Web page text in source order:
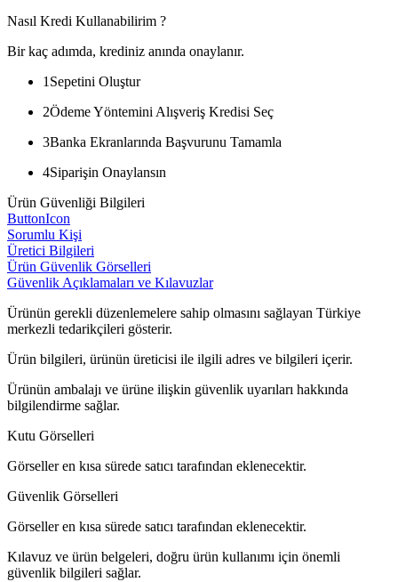
Nasıl Kredi Kullanabilirim ?
Bir kaç adımda, krediniz anında onaylanır.
1 Sepetini Oluştur
2Ödeme Yöntemini Alışveriş Kredisi Seç
3Banka Ekranlarında Başvurunu Tamamla
4Siparişin Onaylansın
Ürün Güvenliği Bilgileri
ButtonIcon
Sorumlu Kişi
Üretici Bilgileri
Ürün Güvenlik Görselleri
Güvenlik Açıklamaları ve Kılavuzlar
Ürünün gerekli düzenlemelere sahip olmasını sağlayan Türkiye
merkezli tedarikçileri gösterir.
Ürün bilgileri, ürünün üreticisi ile ilgili adres ve bilgileri içerir.
Ürünün ambalajı ve ürüne ilişkin güvenlik uyarıları hakkında
bilgilendirme sağlar.
Kutu Görselleri
Görseller en kısa sürede satıcı tarafından eklenecektir.
Güvenlik Görselleri
Görseller en kısa sürede satıcı tarafından eklenecektir.
Kılavuz ve ürün belgeleri, doğru ürün kullanımı için önemli
güvenlik bilgileri sağlar.